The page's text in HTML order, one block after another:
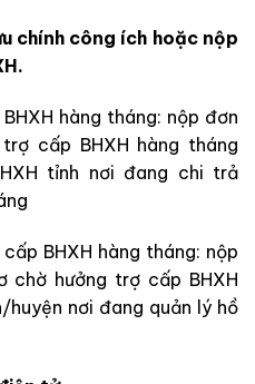
chính công ích hoặc nộp
hàng tháng: nộp đơn
cấp BHXH hàng tháng
tỉnh nơi đang chi trả
BHXH hàng tháng: nộp
chờ hưởng trợ cấp BHXH
huyện nơi đang quản lý hồ